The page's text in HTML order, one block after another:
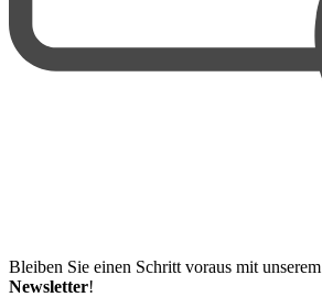
Bleiben Sie einen Schritt voraus mit unserem
Newsletter!